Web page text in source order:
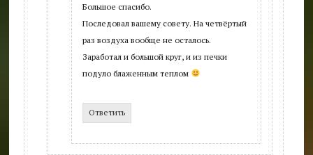
Большое спасибо.
Последовал вашему совету. На четвёртый
раз воздуха вообще не осталось.
Заработал и большой круг, и из печки
подуло блаженным теплом
Ответить